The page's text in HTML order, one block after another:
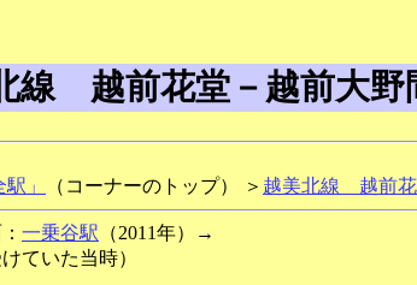
線 越前花堂－越前大
駅」 （コーナーのトップ） ＞ 越美北線 越前花
一乗谷駅 （2011年）→
ていた当時）